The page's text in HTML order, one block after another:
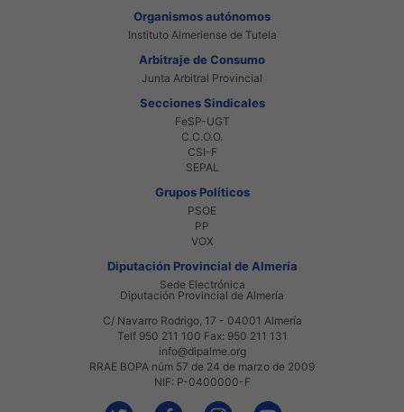
Organismos autónomos
Instituto Almeriense de Tutela
Arbitraje de Consumo
Junta Arbitral Provincial
Secciones Sindicales
FeSP-UGT
C.C.O.O.
CSI-F
SEPAL
Grupos Políticos
PSOE
PP
VOX
Diputación Provincial de Almería
Sede Electrónica
Diputación Provincial de Almería
C/ Navarro Rodrigo, 17 - 04001 Almería
Telf 950 211 100 Fax: 950 211 131
info@dipalme.org
RRAE BOPA núm 57 de 24 de marzo de 2009
NIF: P-0400000-F